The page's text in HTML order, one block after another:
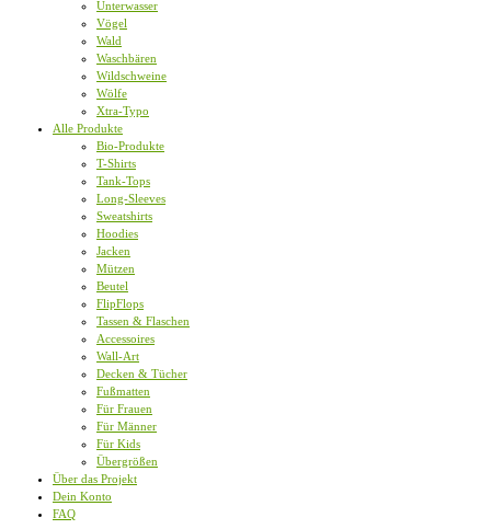
Unterwasser
Vögel
Wald
Waschbären
Wildschweine
Wölfe
Xtra-Typo
Alle Produkte
Bio-Produkte
T-Shirts
Tank-Tops
Long-Sleeves
Sweatshirts
Hoodies
Jacken
Mützen
Beutel
FlipFlops
Tassen & Flaschen
Accessoires
Wall-Art
Decken & Tücher
Fußmatten
Für Frauen
Für Männer
Für Kids
Übergrößen
Über das Projekt
Dein Konto
FAQ